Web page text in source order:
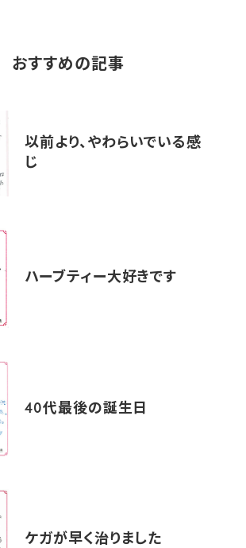
おすすめの記事
以前より、やわらいでいる感
じ
ハーブティー大好きです
40代最後の誕生日
ケガが早く治りました